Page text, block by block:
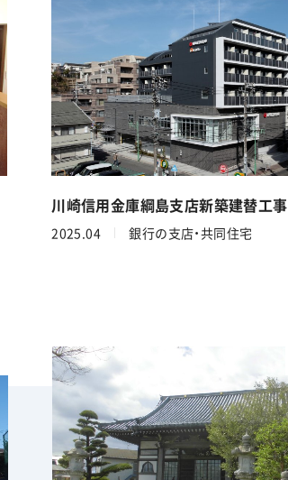
川崎信用金庫綱島支店新築建替工事
2025.04 銀行の支店・共同住宅